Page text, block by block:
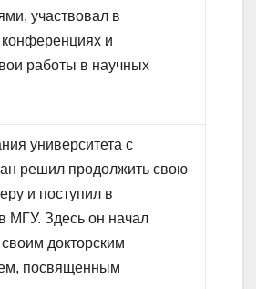
участвовал в
конференциях и
работы в научных
университета с
решил продолжить свою
и поступил в
МГУ. Здесь он начал
докторским
посвященным